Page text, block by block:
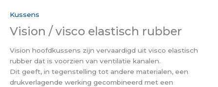
Kussens
Vision / visco elastisch rubber
Vision hoofdkussens zijn vervaardigd uit visco elastisch
rubber dat is voorzien van ventilatie kanalen.
Dit geeft, in tegenstelling tot andere materialen, een
drukverlagende werking gecombineerd met een